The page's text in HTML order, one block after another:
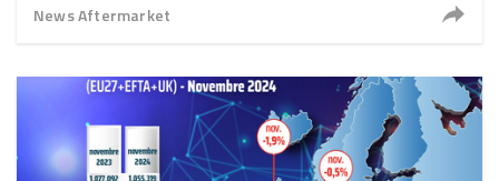
News Aftermarket